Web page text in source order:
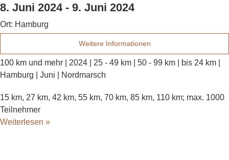
8. Juni 2024 - 9. Juni 2024
Ort: Hamburg
Weitere Informationen
100 km und mehr | 2024 | 25 - 49 km | 50 - 99 km | bis 24 km |
Hamburg | Juni | Nordmarsch
15 km, 27 km, 42 km, 55 km, 70 km, 85 km, 110 km; max. 1000
Teilnehmer
Weiterlesen »